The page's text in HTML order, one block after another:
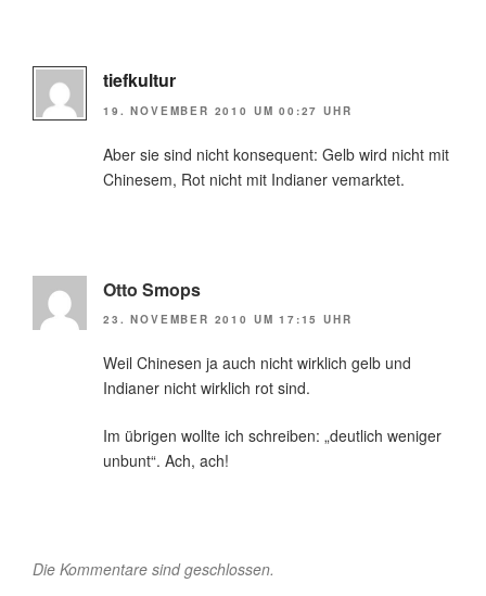
tiefkultur
19. NOVEMBER 2010 UM 00:27 UHR
Aber sie sind nicht konsequent: Gelb wird nicht mit
Chinesem, Rot nicht mit Indianer vemarktet.
Otto Smops
23. NOVEMBER 2010 UM 17:15 UHR
Weil Chinesen ja auch nicht wirklich gelb und
Indianer nicht wirklich rot sind.
Im übrigen wollte ich schreiben: „deutlich weniger
unbunt“. Ach, ach!
Die Kommentare sind geschlossen.